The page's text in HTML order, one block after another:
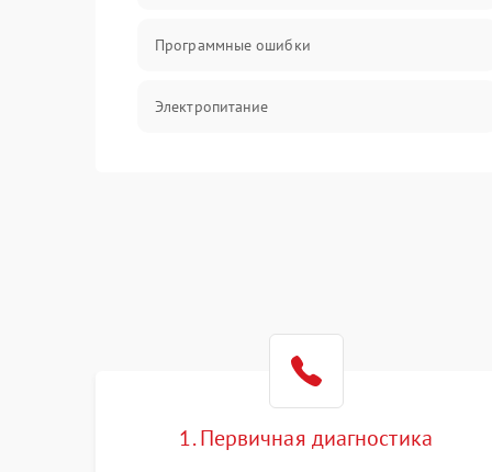
Программные ошибки
Электропитание
Температурные проблемы
Сбои коммуникаций и интерфейсов
1. Первичная диагностика